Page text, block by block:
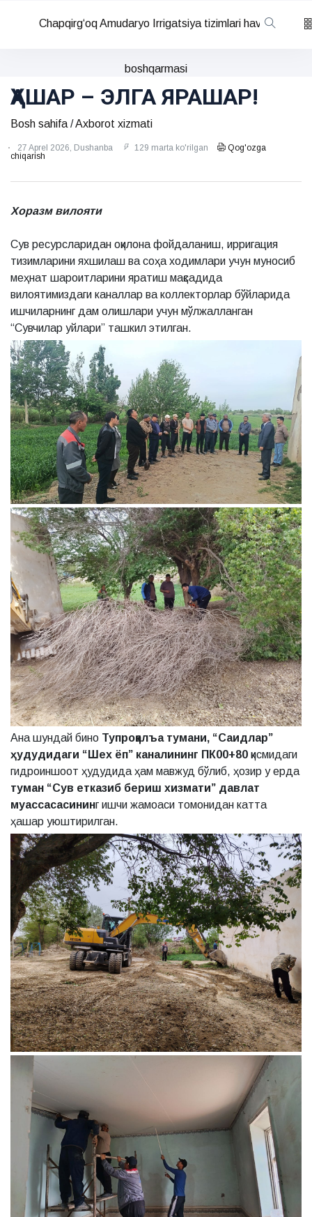
Chapqirg‘oq Amudaryo Irrigatsiya tizimlari havza
boshqarmasi
ҲАШАР – ЭЛГА ЯРАШАР!
Bosh sahifa /Axborot xizmati
27 Aprel 2026, Dushanba 129 marta ko'rilgan
Qog'ozga
chiqarish
Хоразм вилояти
Сув ресурсларидан оқилона фойдаланиш, ирригация
тизимларини яхшилаш ва соҳа ходимлари учун муносиб
меҳнат шароитларини яратиш мақсадида
вилоятимиздаги каналлар ва коллекторлар бўйларида
ишчиларнинг дам олишлари учун мўлжалланган
“Сувчилар уйлари” ташкил этилган.
Ана шундай бино Тупроққалъа тумани, “Саидлар”
ҳудудидаги “Шех ёп” каналининг ПК00+80 қисмидаги
гидроиншоот ҳудудида ҳам мавжуд бўлиб, ҳозир у ерда
туман “Сув етказиб бериш хизмати” давлат
муассасасининг ишчи жамоаси томонидан катта
ҳашар уюштирилган.